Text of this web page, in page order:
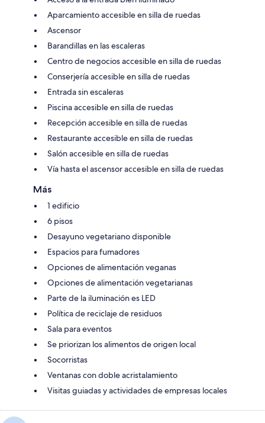
Aparcamiento accesible en silla de ruedas
Ascensor
Barandillas en las escaleras
Centro de negocios accesible en silla de ruedas
Conserjería accesible en silla de ruedas
Entrada sin escaleras
Piscina accesible en silla de ruedas
Recepción accesible en silla de ruedas
Restaurante accesible en silla de ruedas
Salón accesible en silla de ruedas
Vía hasta el ascensor accesible en silla de ruedas
Más
1 edificio
6 pisos
Desayuno vegetariano disponible
Espacios para fumadores
Opciones de alimentación veganas
Opciones de alimentación vegetarianas
Parte de la iluminación es LED
Política de reciclaje de residuos
Sala para eventos
Se priorizan los alimentos de origen local
Socorristas
Ventanas con doble acristalamiento
Visitas guiadas y actividades de empresas locales